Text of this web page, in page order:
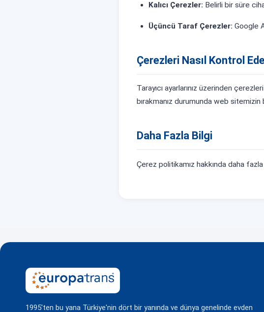
Kalıcı Çerezler: Belirli bir süre
Üçüncü Taraf Çerezler: Google
Çerezleri Nasıl Kontrol
Tarayıcı ayarlarınız üzerinden
bırakmanız durumunda web sitemizin
Daha Fazla Bilgi
Çerez politikamız hakkında daha
1995'ten bu yana Türkiye'nin dört bir yanında ve dünya genelinde evden